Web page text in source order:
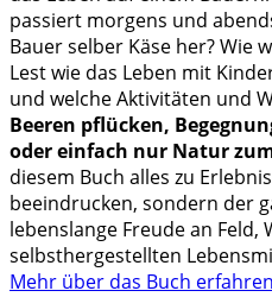
passiert morgens und
Bauer selber Käse her? Wie
Lest wie das Leben mit
und welche Aktivitäten und
Beeren pflücken,
oder einfach nur Natur
diesem Buch alles zu
beeindrucken, sondern der
lebenslange Freude an Feld,
selbsthergestellten
Mehr über das Buch